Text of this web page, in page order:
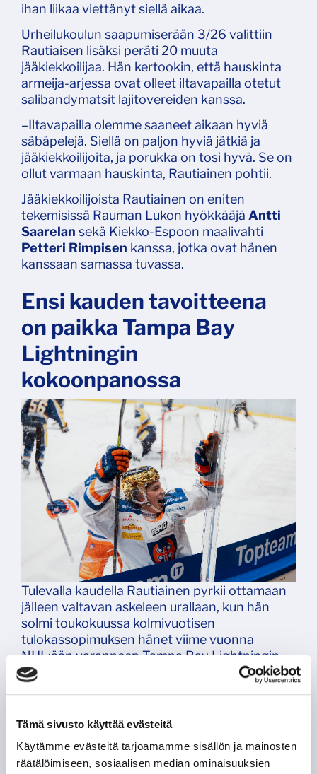
Tämä sivusto käyttää evästeitä
Käytämme evästeitä tarjoamamme sisällön ja mainosten
räätälöimiseen, sosiaalisen median ominaisuuksien
ihan liikaa viettänyt siellä aikaa.
Urheilukoulun saapumiserään 3/26 valittiin
Rautiaisen lisäksi peräti 20 muuta
jääkiekkoilijaa. Hän kertookin, että hauskinta
armeija-arjessa ovat olleet iltavapailla otetut
salibandymatsit lajitovereiden kanssa.
–Iltavapailla olemme saaneet aikaan hyviä
säbäpelejä. Siellä on paljon hyviä jätkiä ja
jääkiekkoilijoita, ja porukka on tosi hyvä. Se on
ollut varmaan hauskinta, Rautiainen pohtii.
Jääkiekkoilijoista Rautiainen on eniten
tekemisissä Rauman Lukon hyökkääjä Antti
Saarelan sekä Kiekko-Espoon maalivahti
Petteri Rimpisen kanssa, jotka ovat hänen
kanssaan samassa tuvassa.
Ensi kauden tavoitteena
on paikka Tampa Bay
Lightningin
kokoonpanossa
Tulevalla kaudella Rautiainen pyrkii ottamaan
jälleen valtavan askeleen urallaan, kun hän
solmi toukokuussa kolmivuotisen
tulokassopimuksen hänet viime vuonna
NHL:ään varanneen Tampa Bay Lightningin
kanssa. Nimi vedettiin paperiin vanhempien
luona. Hänellä on jo etukäteen varsin hyvä
–Kerran olen käynyt siellä. Onhan se hieno
kaupunki, ja organisaatio on ihan huippu. He
ovat tosi kovia vuodesta toiseen. Siinä